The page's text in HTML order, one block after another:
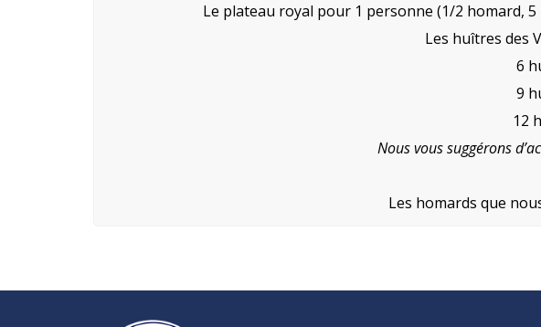
Le plateau royal pour 1 personne (1/2 homard,
Les huîtres des
6
9
12
Nous vous suggérons
Les homards que